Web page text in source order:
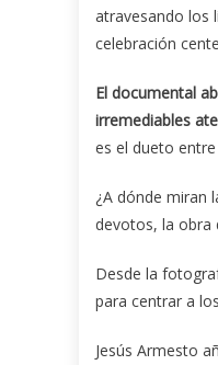
atravesando los
celebración
El documental
irremediables
es el dueto
¿A dónde miran
devotos, la obra
Desde la
para centrar a
Jesús Armesto